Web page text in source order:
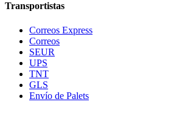
Transportistas
Correos Express
Correos
SEUR
UPS
TNT
GLS
Envío de Palets